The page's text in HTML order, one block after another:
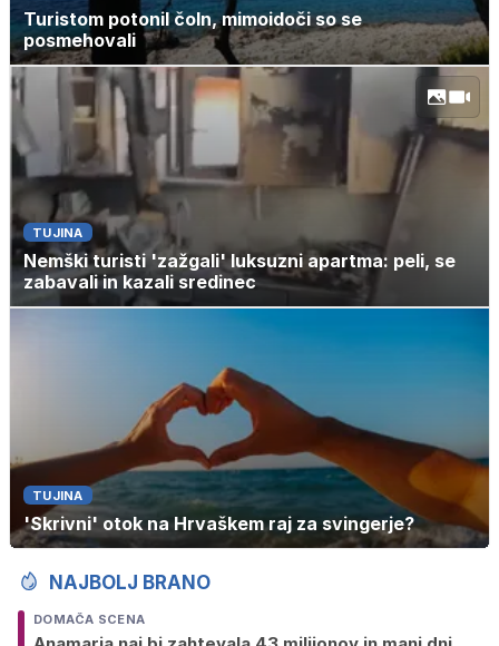
Turistom potonil čoln, mimoidoči so se
posmehovali
TUJINA
Nemški turisti 'zažgali' luksuzni apartma: peli, se
zabavali in kazali sredinec
TUJINA
'Skrivni' otok na Hrvaškem raj za svingerje?
NAJBOLJ BRANO
DOMAČA SCENA